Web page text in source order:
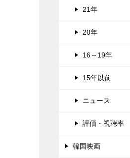
21年
20年
16～19年
15年以前
ニュース
評価・視聴率
韓国映画